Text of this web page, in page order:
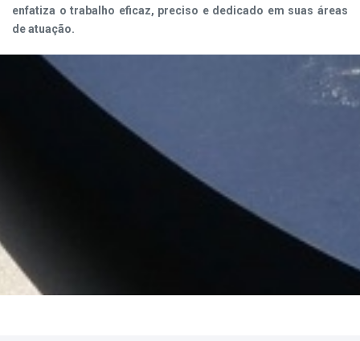
enfatiza o trabalho eficaz, preciso e dedicado em suas áreas
de atuação.